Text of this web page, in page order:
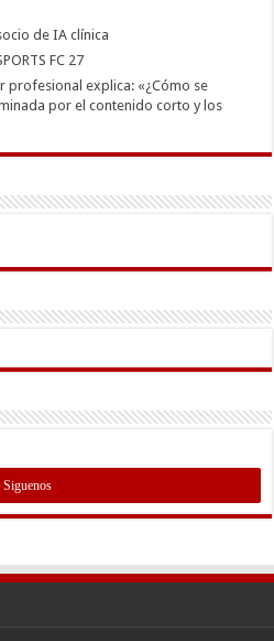
de IA clínica
FC 27
profesional explica: «¿Cómo se
por el contenido corto y los
Siguenos